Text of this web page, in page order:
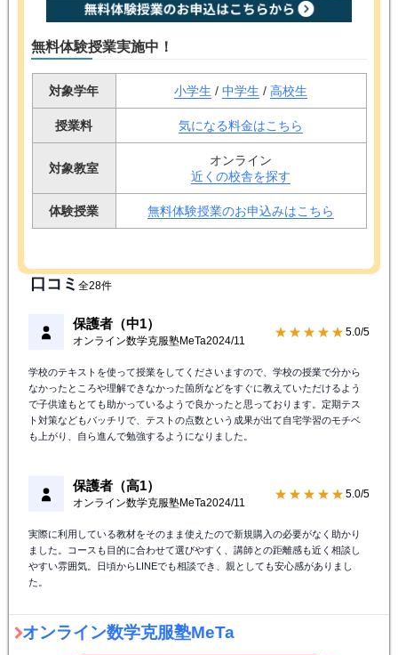
無料体験授業実施中！
対象学年 小学生 / 中学生 / 高校生
授業料 気になる料金はこちら
対象教室
オンライン
近くの校舎を探す
体験授業 無料体験授業のお申込みはこちら
口コミ 全28件
保護者（中1）
オンライン数学克服塾MeTa2024/11
★★★★★ 5.0/5
学校のテキストを使って授業をしてくださいますので、学校の授業で分から
なかったところや理解できなかった箇所などをすぐに教えていただけるよう
で子供達もとても助かっているようで良かったと思っております。定期テス
ト対策などもバッチリで、テストの点数という成果が出て自宅学習のモチベ
も上がり、自ら進んで勉強するようになりました。
保護者（高1）
オンライン数学克服塾MeTa2024/11
★★★★★ 5.0/5
実際に利用している教材をそのまま使えたので新規購入の必要がなく助かり
ました。コースも目的に合わせて選びやすく、講師との距離感も近く相談し
やすい雰囲気。日頃からLINEでも相談でき、親としても安心感がありまし
た。
オンライン数学克服塾MeTa